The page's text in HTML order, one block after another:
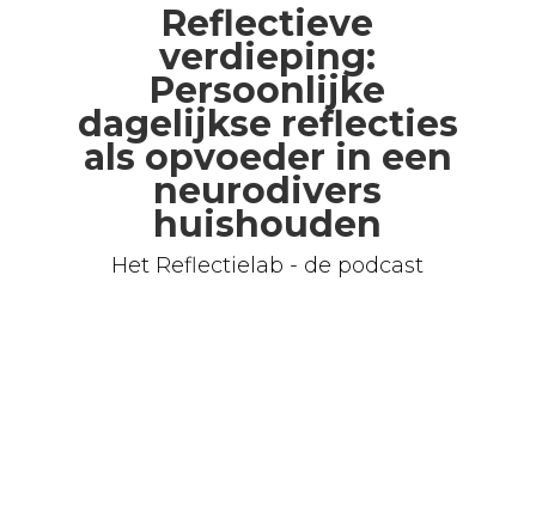
Reflectieve
verdieping:
Persoonlijke
dagelijkse reflecties
als opvoeder in een
neurodivers
huishouden
Het Reflectielab - de podcast